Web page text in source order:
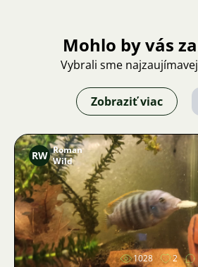
Mohlo by vás
Vybrali sme
Zobraziť viac
RW Roman
Wild
1028 2